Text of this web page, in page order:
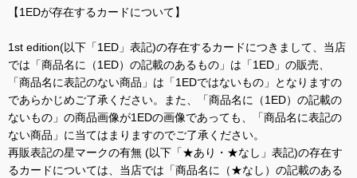
【1EDが存在するカードについて】
1st edition(以下「1ED」表記)の存在するカードにつきまして、当店
では「商品名に（1ED）の記載のあるもの」は「1ED」の販売、
「商品名に表記のない商品」は「1EDではないもの」となりますの
であらかじめご了承ください。また、「商品名に（1ED）の記載の
ないもの」の商品画像が1EDの画像であっても、「商品名に表記の
ない商品」に当てはまりますのでご了承ください。
再販表記の星マークの有無 (以下「★あり・★なし」表記)の存在す
るカードについては、当店では「商品名に（★なし）の記載のある